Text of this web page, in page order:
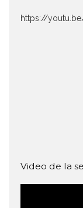
https://
Video de la